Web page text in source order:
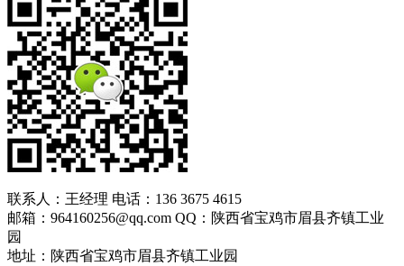
联系人：王经理 电话：136 3675 4615
邮箱：964160256@qq.com QQ：陕西省宝鸡市眉县齐镇工业
园
地址：陕西省宝鸡市眉县齐镇工业园